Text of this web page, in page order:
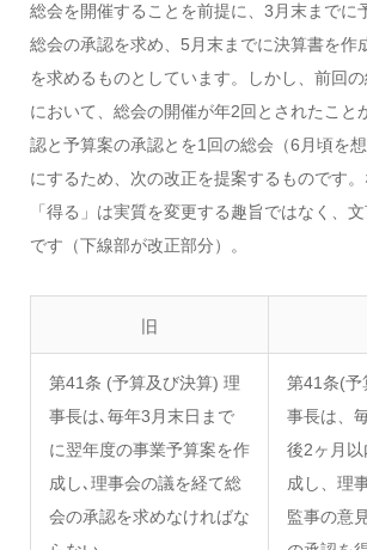
総会を開催することを前提に、3月末までに
総会の承認を求め、5月末までに決算書を作
を求めるものとしています。しかし、前回
において、総会の開催が年2回とされたこと
認と予算案の承認とを1回の総会（6月頃を
にするため、次の改正を提案するものです。
「得る」は実質を変更する趣旨ではなく、
です（下線部が改正部分）。
旧
第41条 (予算及び決算) 理
事長は､毎年3月末日まで
に翌年度の事業予算案を作
成し､理事会の議を経て総
会の承認を求めなければな
第41条(予
事長は、
後2ヶ月
成し、理
監事の意